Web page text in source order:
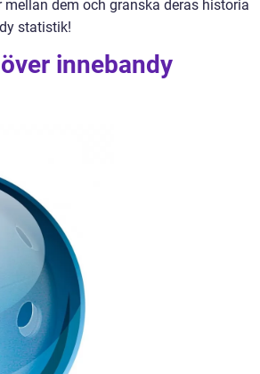
dem och granska deras historia
statistik!
innebandy